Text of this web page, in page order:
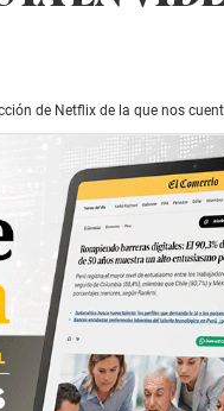
de Netflix de la que nos